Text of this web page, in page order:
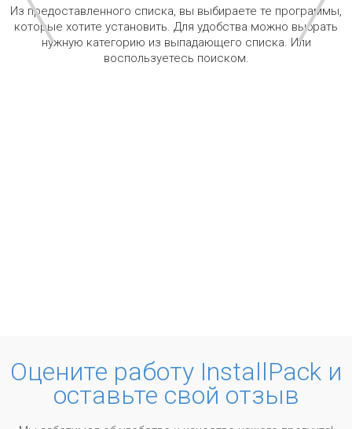
Из предоставленного списка, вы выбираете те программы,
которые хотите установить. Для удобства можно выбрать
нужную категорию из выпадающего списка. Или
воспользуетесь поиском.
Оцените работу InstallPack и
оставьте свой отзыв